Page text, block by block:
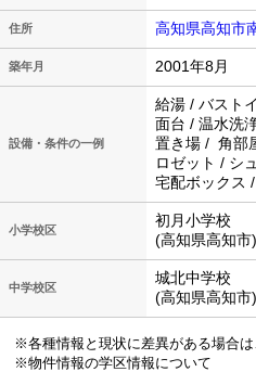
住所 高知県高知市
築年月 2001年8月
設備・条件の一例
給湯 / バスト
面台 / 温水洗
置き場 / 角部
ロゼット / シ
宅配ボックス
小学校区
初月小学校
(高知県高知市)
中学校区
城北中学校
(高知県高知市)
※各種情報と現状に差異がある場合は
※物件情報の学区情報について